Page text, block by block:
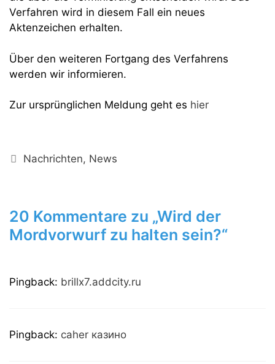
Verfahren wird in diesem Fall ein neues
Aktenzeichen erhalten.
Über den weiteren Fortgang des Verfahrens
werden wir informieren.
Zur ursprünglichen Meldung geht es hier
Kategorien
Nachrichten, News
20 Kommentare zu „Wird der
Mordvorwurf zu halten sein?“
Pingback: brillx7.addcity.ru
Pingback: caher казино